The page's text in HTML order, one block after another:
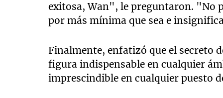
exitosa, Wan", le preguntaron. "No
por más mínima que sea e
Finalmente, enfatizó que el secreto
figura indispensable en cualquier
imprescindible en cualquier puesto